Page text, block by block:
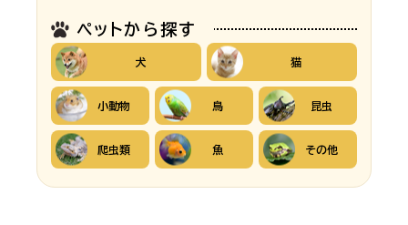
ペットから探す
犬 猫
小動物 鳥 昆虫
爬虫類 魚 その他